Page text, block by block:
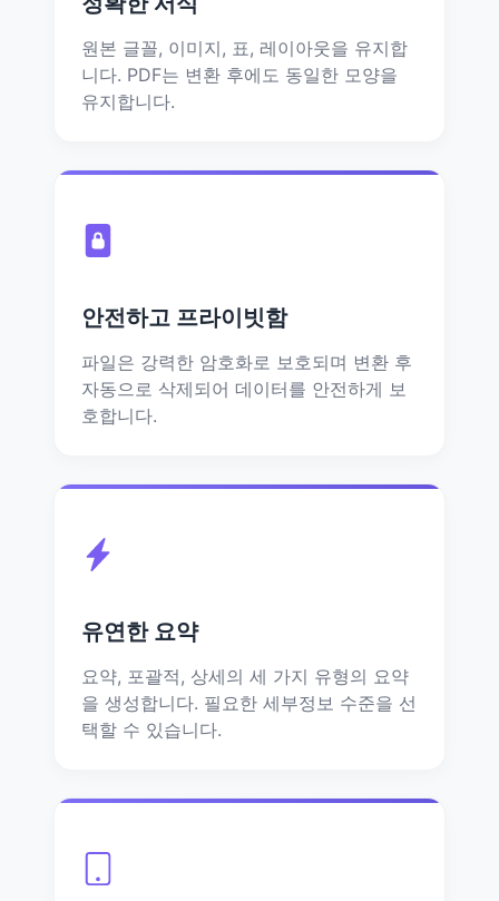
원본 글꼴, 이미지, 표, 레이아웃을 유지합
니다. PDF는 변환 후에도 동일한 모양을
유지합니다.
안전하고 프라이빗함
파일은 강력한 암호화로 보호되며 변환 후
자동으로 삭제되어 데이터를 안전하게 보
호합니다.
유연한 요약
요약, 포괄적, 상세의 세 가지 유형의 요약
을 생성합니다. 필요한 세부정보 수준을 선
택할 수 있습니다.